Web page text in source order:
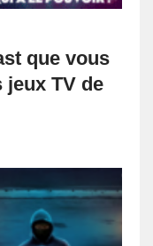
que vous
jeux TV de